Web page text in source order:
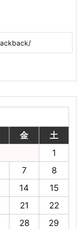
金
土
1
7
8
14
15
21
22
28
29